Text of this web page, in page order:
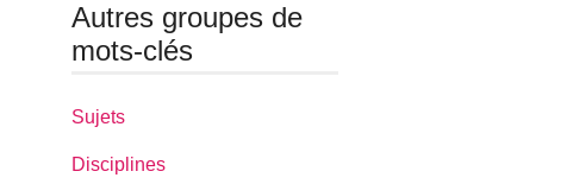
Autres groupes de
mots-clés
Sujets
Disciplines